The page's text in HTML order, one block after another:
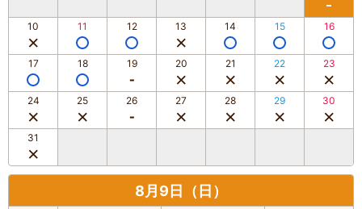
10 11 12 13 14 15 16
17 18 19 20 21 22 23
24 25 26 27 28 29 30
31
8月9日（日）